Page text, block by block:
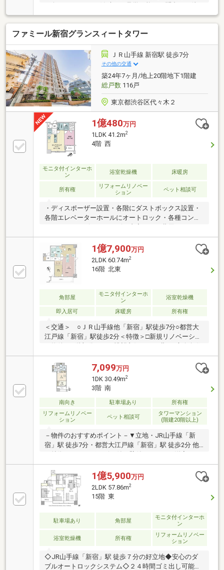
ちしております
ファミール新宿グランスィートタワー
ＪＲ山手線 新宿駅 徒歩7分
その他の交通
築24年7ヶ月/地上20階地下1階建
総戸数116戸
東京都渋谷区代々木２
1億480万円
1LDK 41.2m2
4階 西
モニタ付インターホ
ン
浴室乾燥機 床暖房
所有権
リフォームリノベー
ション
ペット相談可
・ディスポーザー設置・各階にダストボックス設置・
各階エレベーターホールにオートロック・各種コンシ
場合がございます）・エレベータ2基設置・地下1階に
ラウンジ・床暖房.～～リノベーション内容～～（2026
年9月10日完了予定）.・システムキッチン交換・ユニ
ットバス交換・洗面化粧台交換 ・トイレ交換・全フロ
ーリング張替 ・全クロス貼替 ・建具交換・玄関
床張替 ・洗濯機用防水パン交換 ・ガス給湯器交
換 …等リフォーム内容は予定であり変更となる場
1億7,900万円
2LDK 60.74m2
16階 北東
角部屋
モニタ付インターホ
ン
浴室乾燥機
即入居可 床暖房 所有権
＜交通＞ ○ＪＲ山手線他「新宿」駅徒歩7分○都営大
江戸線「新宿」駅徒歩2分＜特徴＞□新規リノベーショ
戸□リビング部分には床暖房、天井埋込式エアコン□キ
ッチンにはディスポーザ、食洗機、タッチレス水栓□
安心のダブルオートロックシステム□24時間ごみ出し
可能（各階に置場あり）□ペット飼育可（細則あり）□
多彩なフロントサービス、宅配ボックスあり（1階）
＜新規リノベーション内容＞○キッチン交換○UB交換
（追焚付）○クロス貼替・フローリング張替○洗面化粧
台交換○トイレ交換○ハウスクリーニング等※2026年3
月完成
7,099万円
1DK 30.49m2
3階 南
南向き 駐車場あり
所有権
リフォームリノベー
ション
ペット相談可
タワーマンション
(階建20階以上)
－物件のおすすめポイント－▼立地・JR山手線「新
宿」駅 徒歩7分・都営大江戸線「新宿」駅 徒歩2分 他
ープンクローゼット付・ダブルオートロック、内廊下
設計でセキュリティに配慮▼2025年12月室内リフォー
ム内容【交換】キッチン、浴室、トイレ、建具 等【そ
の他】クロス・フローリング張替 他▼周辺環境・まい
ばすけっと新宿駅南店 徒歩2分(約120m)・ファミリー
まい探しをお手伝いします ━━━━━・・・物件の詳
1億5,900万円
2LDK 57.86m2
15階 東
駐車場あり 角部屋
モニタ付インターホ
ン
浴室乾燥機 所有権
リフォームリノベー
ション
◇JR山手線「新宿」駅 徒歩７分の好立地◆安心のダ
ブルオートロックシステム◇２４時間ゴミ出し可能◆